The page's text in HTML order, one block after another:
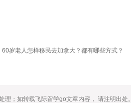
60岁老人怎样移民去加拿大？都有哪些方式？
；如转载飞际留学go文章内容， 请注明出处。